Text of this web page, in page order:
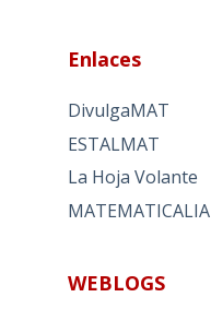
Enlaces
DivulgaMAT
ESTALMAT
La Hoja Volante
MATEMATICALIA
WEBLOGS